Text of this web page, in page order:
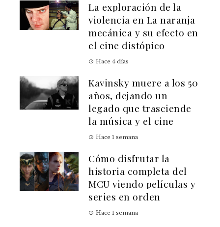
La exploración de la
violencia en La naranja
mecánica y su efecto en
el cine distópico
Hace 4 días
Kavinsky muere a los 50
años, dejando un
legado que trasciende
la música y el cine
Hace 1 semana
Cómo disfrutar la
historia completa del
MCU viendo películas y
series en orden
Hace 1 semana